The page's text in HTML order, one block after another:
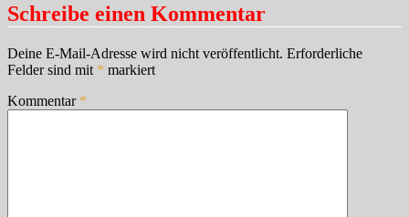
Schreibe einen Kommentar
Deine E-Mail-Adresse wird nicht veröffentlicht. Erforderliche
Felder sind mit * markiert
Kommentar *